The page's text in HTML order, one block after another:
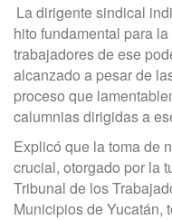
La dirigente sindical
hito fundamental para
trabajadores de ese
alcanzado a pesar de
proceso que
calumnias dirigidas a
Explicó que la toma de
crucial, otorgado por la
Tribunal de los
Municipios de Yucatán,